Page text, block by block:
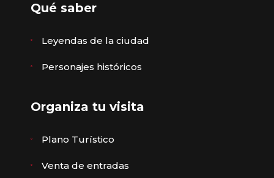
Qué saber
Leyendas de la ciudad
Personajes históricos
Organiza tu visita
Plano Turístico
Venta de entradas